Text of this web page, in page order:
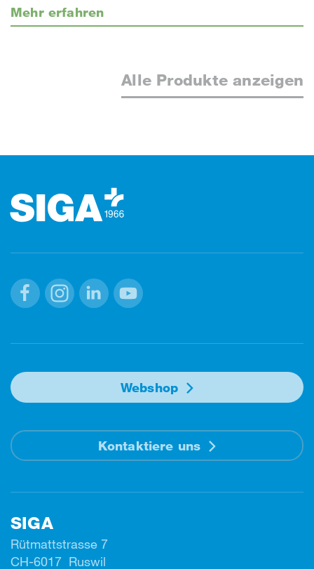
Mehr erfahren
Alle Produkte anzeigen
Webshop
Kontaktiere uns
SIGA
Rütmattstrasse 7
CH-6017 Ruswil